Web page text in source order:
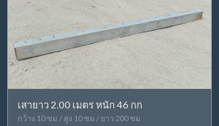
เสายาว 2.00 เมตร หนัก 46 กก
กว้าง 10 ซม / สูง 10 ซม / ยาว 200 ซม